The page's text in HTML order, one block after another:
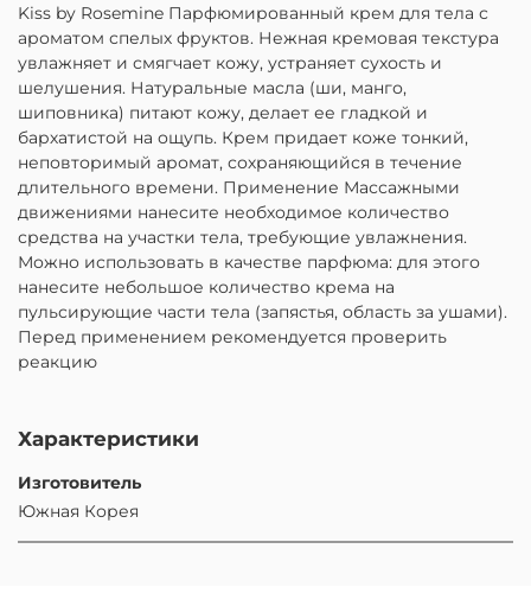
Kiss by Rosemine Парфюмированный крем для тела с
ароматом спелых фруктов. Нежная кремовая текстура
увлажняет и смягчает кожу, устраняет сухость и
шелушения. Натуральные масла (ши, манго,
шиповника) питают кожу, делает ее гладкой и
бархатистой на ощупь. Крем придает коже тонкий,
неповторимый аромат, сохраняющийся в течение
длительного времени. Применение Массажными
движениями нанесите необходимое количество
средства на участки тела, требующие увлажнения.
Можно использовать в качестве парфюма: для этого
нанесите небольшое количество крема на
пульсирующие части тела (запястья, область за ушами).
Перед применением рекомендуется проверить
реакцию
Характеристики
Изготовитель
Южная Корея